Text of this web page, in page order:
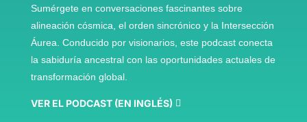
Sumérgete en conversaciones fascinantes sobre
alineación cósmica, el orden sincrónico y la Intersección
Áurea. Conducido por visionarios, este podcast conecta
la sabiduría ancestral con las oportunidades actuales de
transformación global.
VER EL PODCAST (EN INGLÉS)